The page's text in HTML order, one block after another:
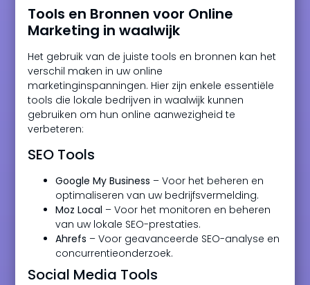
Tools en Bronnen voor Online
Marketing in waalwijk
Het gebruik van de juiste tools en bronnen kan het
verschil maken in uw online
marketinginspanningen. Hier zijn enkele essentiële
tools die lokale bedrijven in waalwijk kunnen
gebruiken om hun online aanwezigheid te
verbeteren:
SEO Tools
Google My Business – Voor het beheren en
optimaliseren van uw bedrijfsvermelding.
Moz Local – Voor het monitoren en beheren
van uw lokale SEO-prestaties.
Ahrefs – Voor geavanceerde SEO-analyse en
concurrentieonderzoek.
Social Media Tools